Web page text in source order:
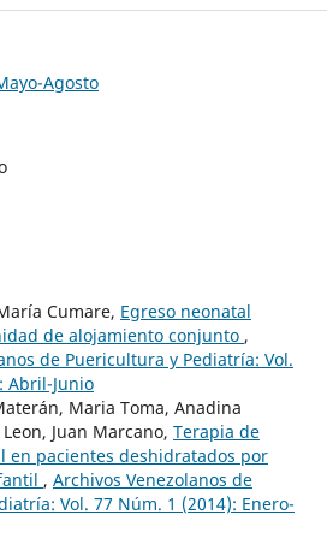
Agosto
Cumare, Egreso neonatal
de alojamiento conjunto ,
de Puericultura y Pediatría: Vol.
Abril-Junio
Maria Toma, Anadina
Juan Marcano, Terapia de
en pacientes deshidratados por
, Archivos Venezolanos de
Vol. 77 Núm. 1 (2014): Enero-